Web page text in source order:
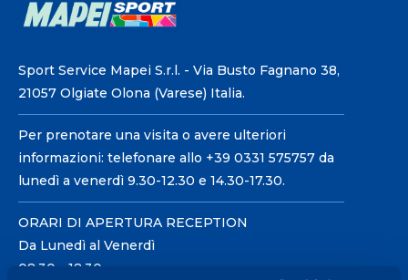
Sport Service Mapei S.r.l. - Via Busto Fagnano 38,
21057 Olgiate Olona (Varese) Italia.
Per prenotare una visita o avere ulteriori
informazioni: telefonare allo +39 0331 575757 da
lunedì a venerdì 9.30-12.30 e 14.30-17.30.
ORARI DI APERTURA RECEPTION
Da Lunedì al Venerdì
08.30 - 18.30